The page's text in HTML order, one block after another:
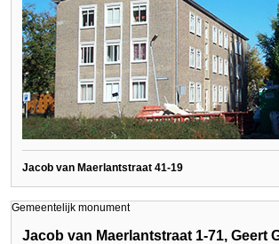
Jacob van Maerlantstraat 41-19
Gemeentelijk monument
Jacob van Maerlantstraat 1-71, Geert